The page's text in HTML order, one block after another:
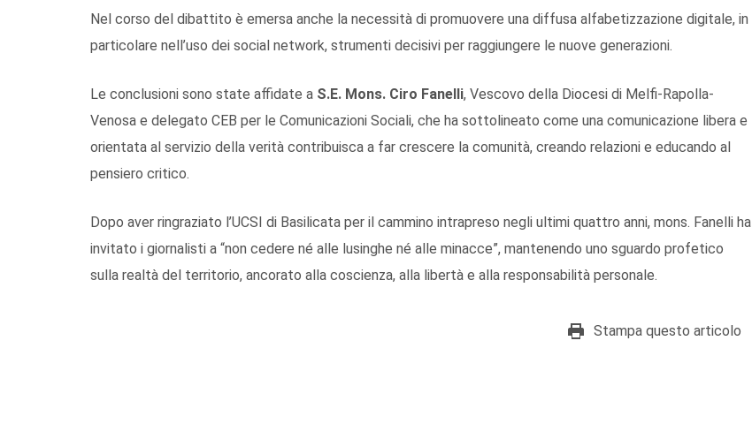
Nel corso del dibattito è emersa anche la necessità di promuovere una diffusa alfabetizzazione digitale, in
particolare nell’uso dei social network, strumenti decisivi per raggiungere le nuove generazioni.
Le conclusioni sono state affidate a S.E. Mons. Ciro Fanelli, Vescovo della Diocesi di Melfi-Rapolla-
Venosa e delegato CEB per le Comunicazioni Sociali, che ha sottolineato come una comunicazione libera e
orientata al servizio della verità contribuisca a far crescere la comunità, creando relazioni e educando al
pensiero critico.
Dopo aver ringraziato l’UCSI di Basilicata per il cammino intrapreso negli ultimi quattro anni, mons. Fanelli ha
invitato i giornalisti a “non cedere né alle lusinghe né alle minacce”, mantenendo uno sguardo profetico
sulla realtà del territorio, ancorato alla coscienza, alla libertà e alla responsabilità personale.
Stampa questo articolo